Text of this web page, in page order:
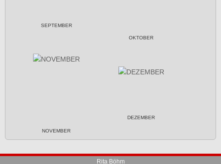
SEPTEMBER
OKTOBER
NOVEMBER
DEZEMBER
Rita Böhm